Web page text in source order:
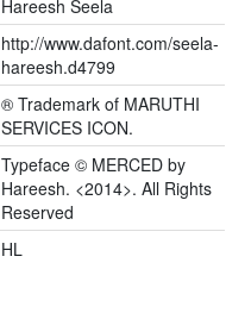
Hareesh Seela
http://www.dafont.com/seela-
hareesh.d4799
® Trademark of MARUTHI
SERVICES ICON.
Typeface © MERCED by
Hareesh. <2014>. All Rights
Reserved
HL